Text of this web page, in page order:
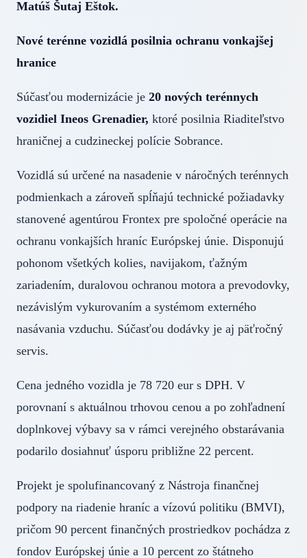
Matúš Šutaj Eštok.
Nové terénne vozidlá posilnia ochranu vonkajšej
hranice
Súčasťou modernizácie je 20 nových terénnych
vozidiel Ineos Grenadier, ktoré posilnia Riaditeľstvo
hraničnej a cudzineckej polície Sobrance.
Vozidlá sú určené na nasadenie v náročných terénnych
podmienkach a zároveň spĺňajú technické požiadavky
stanovené agentúrou Frontex pre spoločné operácie na
ochranu vonkajších hraníc Európskej únie. Disponujú
pohonom všetkých kolies, navijakom, ťažným
zariadením, duralovou ochranou motora a prevodovky,
nezávislým vykurovaním a systémom externého
nasávania vzduchu. Súčasťou dodávky je aj päťročný
servis.
Cena jedného vozidla je 78 720 eur s DPH. V
porovnaní s aktuálnou trhovou cenou a po zohľadnení
doplnkovej výbavy sa v rámci verejného obstarávania
podarilo dosiahnuť úsporu približne 22 percent.
Projekt je spolufinancovaný z Nástroja finančnej
podpory na riadenie hraníc a vízovú politiku (BMVI),
pričom 90 percent finančných prostriedkov pochádza z
fondov Európskej únie a 10 percent zo štátneho